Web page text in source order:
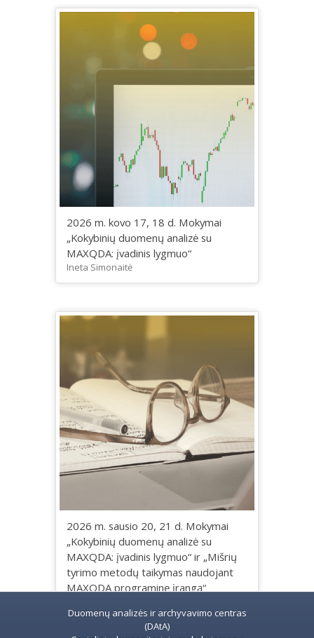
2026 m. kovo 17, 18 d. Mokymai
„Kokybinių duomenų analizė su
MAXQDA: įvadinis lygmuo“
Ineta Simonaitė
2026 m. sausio 20, 21 d. Mokymai
„Kokybinių duomenų analizė su
MAXQDA: įvadinis lygmuo“ ir „Mišrių
tyrimo metodų taikymas naudojant
MAXQDA programinę įrangą“
Duomenų analizės ir archyvavimo centras
(DAtA)